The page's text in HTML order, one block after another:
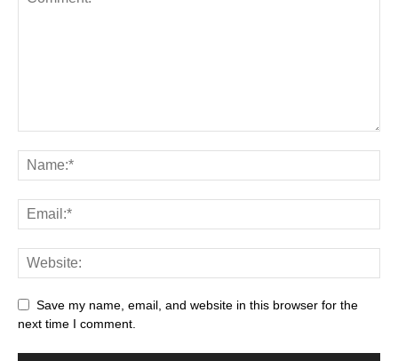
Save my name, email, and website in this browser for the
next time I comment.